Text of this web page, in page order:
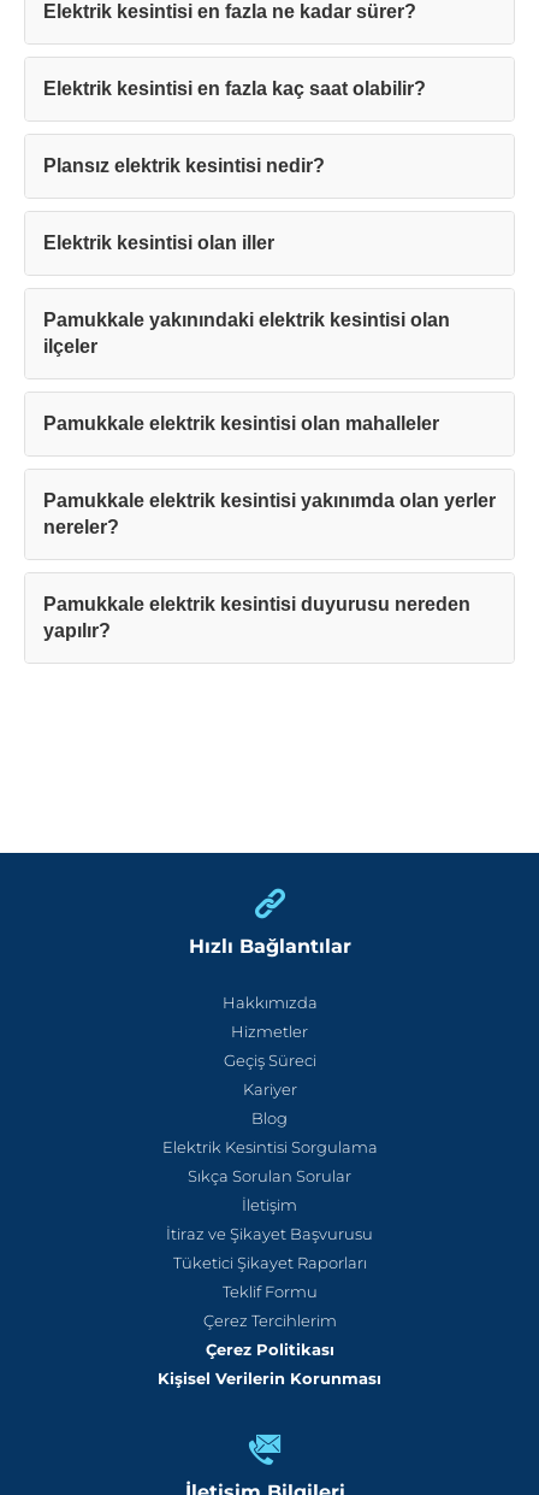
Elektrik kesintisi en fazla ne kadar sürer?
Elektrik kesintisi en fazla kaç saat olabilir?
Plansız elektrik kesintisi nedir?
Elektrik kesintisi olan iller
Pamukkale yakınındaki elektrik kesintisi olan
ilçeler
Pamukkale elektrik kesintisi olan mahalleler
Pamukkale elektrik kesintisi yakınımda olan yerler
nereler?
Pamukkale elektrik kesintisi duyurusu nereden
yapılır?
Hızlı Bağlantılar
Hakkımızda
Hizmetler
Geçiş Süreci
Kariyer
Blog
Elektrik Kesintisi Sorgulama
Sıkça Sorulan Sorular
İletişim
İtiraz ve Şikayet Başvurusu
Tüketici Şikayet Raporları
Teklif Formu
Çerez Tercihlerim
Çerez Politikası
Kişisel Verilerin Korunması
Teşekkürler!
Mesajınız başarıyla ulaştırıldı. En kısa
sürede sizinle iletişime geçilecektir.
Kapat